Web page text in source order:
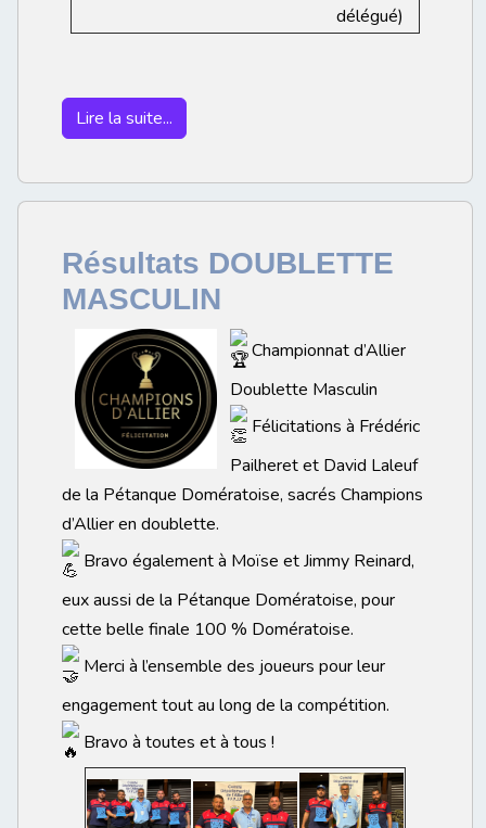
délégué)
Lire la suite...
Résultats DOUBLETTE
MASCULIN
Championnat d’Allier
Doublette Masculin
Félicitations à Frédéric
Pailheret et David Laleuf
de la Pétanque Domératoise, sacrés Champions
d’Allier en doublette.
Bravo également à Moïse et Jimmy Reinard,
eux aussi de la Pétanque Domératoise, pour
cette belle finale 100 % Domératoise.
Merci à l’ensemble des joueurs pour leur
engagement tout au long de la compétition.
Bravo à toutes et à tous !